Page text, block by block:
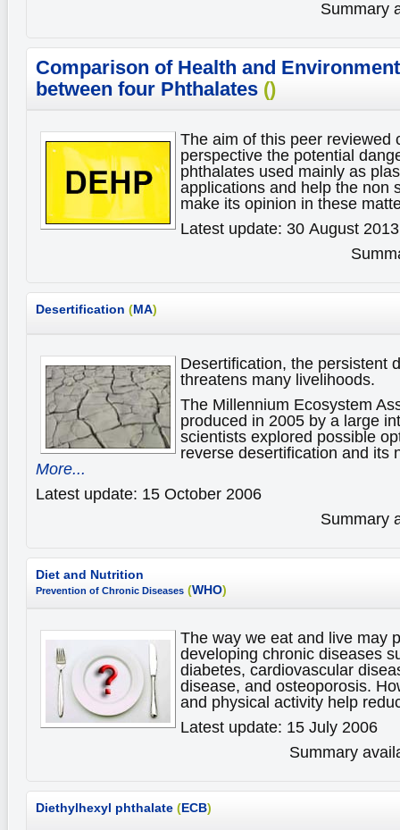
Summary
Comparison of Health and
between four Phthalates ()
The aim of this peer reviewed
perspective the potential
phthalates used mainly as
applications and help the non
make its opinion in these
Latest update: 30 August 2013
Desertification (MA)
Desertification, the persistent
threatens many livelihoods.
The Millennium Ecosystem
produced in 2005 by a large
scientists explored possible
reverse desertification and its
More...
Latest update: 15 October 2006
Summary
Diet and Nutrition
Prevention of Chronic Diseases (WHO)
The way we eat and live may
developing chronic diseases
diabetes, cardiovascular
disease, and osteoporosis.
and physical activity help
Latest update: 15 July 2006
Summary
Diethylhexyl phthalate (ECB)